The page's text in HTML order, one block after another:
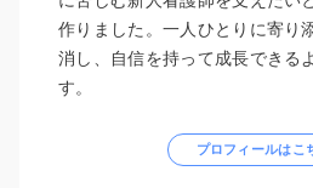
作りました。一人ひとりに寄り
消し、自信を持って成長できる
す。
プロフィールはこ